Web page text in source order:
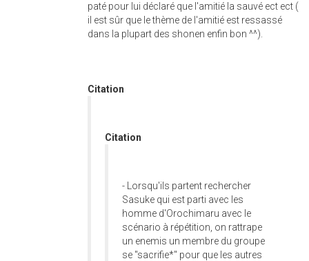
paté pour lui déclaré que l'amitié la sauvé ect ect (
il est sûr que le thème de l'amitié est ressassé
dans la plupart des shonen enfin bon ^^).
Citation
Citation
- Lorsqu'ils partent rechercher
Sasuke qui est parti avec les
homme d'Orochimaru avec le
scénario à répétition, on rattrape
un enemis un membre du groupe
se "sacrifie*" pour que les autres